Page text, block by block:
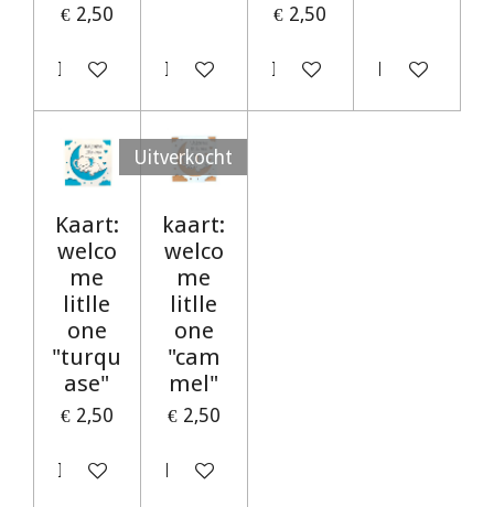
€ 2,50
In winkelwagenIn winkelwagen
€ 2,50
In winkelwagenHoud mij op
Kaart:
welco
me
litlle
one
"turqu
ase"
€ 2,50
In winkelwagen
Uitverkocht
kaart:
welco
me
litlle
one
"cam
mel"
€ 2,50
Houd mij op de hoogte